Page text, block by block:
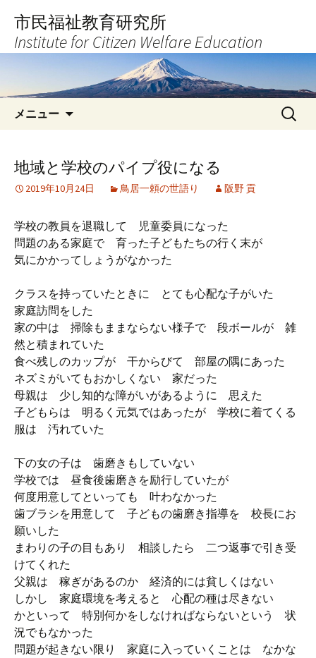
へ
キ
市民福祉教育研究所
Institute for Citizen Welfare Education
メニュー
検
索:
地域と学校のパイプ役になる
2019年10月24日 鳥居一頼の世語り 阪野 貢
学校の教員を退職して 児童委員になった
問題のある家庭で 育った子どもたちの行く末が
気にかかってしょうがなかった
クラスを持っていたときに とても心配な子がいた
家庭訪問をした
家の中は 掃除もままならない様子で 段ボールが 雑
然と積まれていた
食べ残しのカップが 干からびて 部屋の隅にあった
ネズミがいてもおかしくない 家だった
母親は 少し知的な障がいがあるように 思えた
子どもらは 明るく元気ではあったが 学校に着てくる
服は 汚れていた
下の女の子は 歯磨きもしていない
学校では 昼食後歯磨きを励行していたが
何度用意してといっても 叶わなかった
歯ブラシを用意して 子どもの歯磨き指導を 校長にお
願いした
まわりの子の目もあり 相談したら 二つ返事で引き受
けてくれた
父親は 稼ぎがあるのか 経済的には貧しくはない
しかし 家庭環境を考えると 心配の種は尽きない
かといって 特別何かをしなければならないという 状
況でもなかった
問題が起きない限り 家庭に入っていくことは なかな